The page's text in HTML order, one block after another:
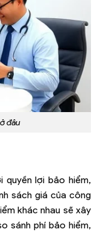
đâu
quyền lợi bảo hiểm,
sách giá của công
khác nhau sẽ xây
sánh phí bảo hiểm,